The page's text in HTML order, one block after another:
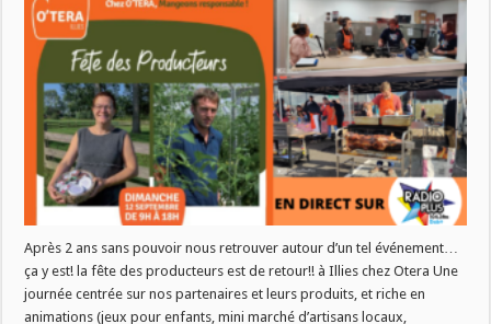
FETE
DES
PRODUCTEURS
DIAMANCHE
12
SEPTEMBRE
Après 2 ans sans pouvoir nous retrouver autour d’un tel événement…
ça y est! la fête des producteurs est de retour!! à Illies chez Otera Une
journée centrée sur nos partenaires et leurs produits, et riche en
animations (jeux pour enfants, mini marché d’artisans locaux,